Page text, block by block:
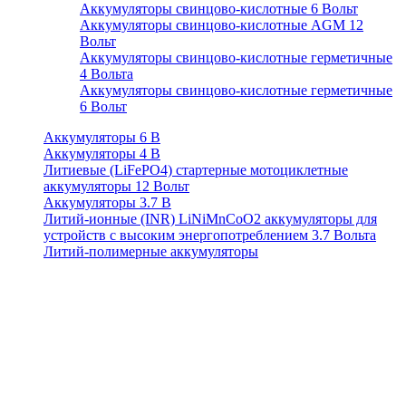
Аккумуляторы свинцово-кислотные 6 Вольт
Аккумуляторы свинцово-кислотные AGM 12
Вольт
Аккумуляторы свинцово-кислотные герметичные
4 Вольта
Аккумуляторы свинцово-кислотные герметичные
6 Вольт
Аккумуляторы 6 В
Аккумуляторы 4 В
Литиевые (LiFePO4) стартерные мотоциклетные
аккумуляторы 12 Вольт
Аккумуляторы 3.7 В
Литий-ионные (INR) LiNiMnCoO2 аккумуляторы для
устройств с высоким энергопотреблением 3.7 Вольта
Литий-полимерные аккумуляторы